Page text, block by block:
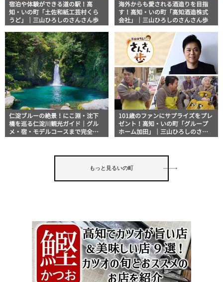
宿泊や体験ができる道の駅！高
知・いの町「土佐和紙工芸村くら
うど」｜三山ひろしのさんさん歩
海外からも愛される酒造りを目指
す！高知・いの町「高知酒造株式
会社」｜三山ひろしのさんさん歩
仁淀ブルーの絶景！にこ淵・沈下
橋を巡る仁淀川観光ガイド｜グル
メ・宿・モデルコースまで完全網
101歳のファンにサプライズをプレ
ゼント！高知・いの町「グループ
ホーム加田」｜三山ひろしのさん
もっと見るいの町